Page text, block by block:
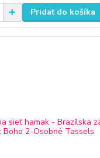
Pridať do košíka